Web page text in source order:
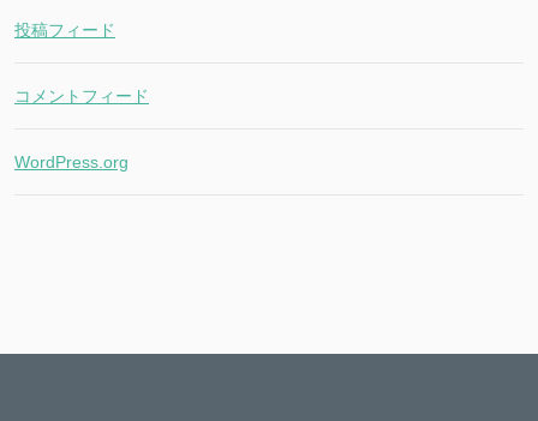
投稿フィード
コメントフィード
WordPress.org